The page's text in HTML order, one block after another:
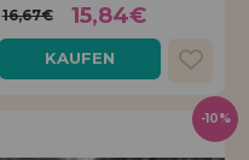
16,67€
15,84€
KAUFEN
-10%